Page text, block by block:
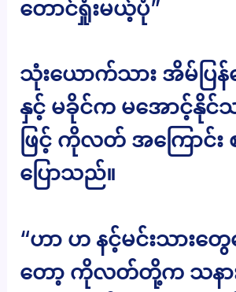
တောင်ရှုံးမယ့်ပုံ”
သုံးယောက်သား အိမ်ပြ
နှင့် မခိုင်က မအောင့်နို
ဖြင့် ကိုလတ် အကြောင်း
ပြောသည်။
“ဟာ ဟ နင့်မင်းသားတွ
တော့ ကိုလတ်တို့က သနာ